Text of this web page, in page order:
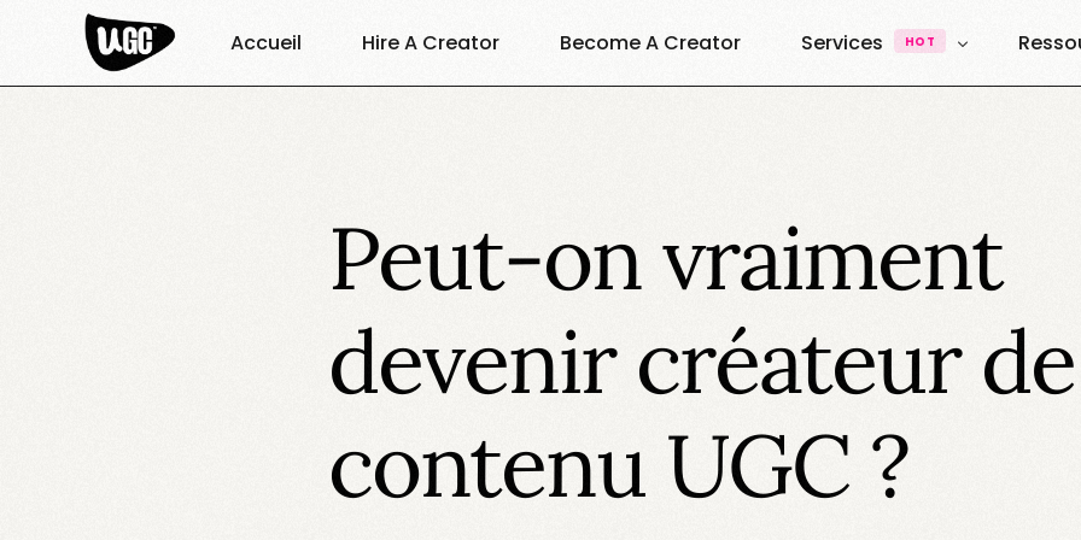
Accueil Hire A Creator Become A Creator Services HOT
Plateforme
Vibe Creators
Decouvrez nos formats
Elite Creators
Peut-on vraiment
devenir créateur de
contenu UGC ?